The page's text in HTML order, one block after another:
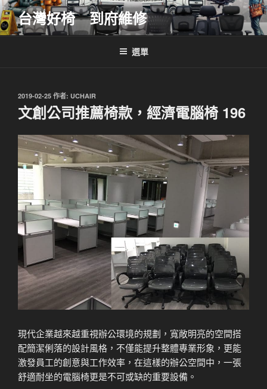
跳
至
主
台灣好椅 到府維修
選單
發
於
2019-02-25 作者: UCHAIR
文創公司推薦椅款，經濟電腦椅 196
現代企業越來越重視辦公環境的規劃，寬敞明亮的空間搭
配簡潔俐落的設計風格，不僅能提升整體專業形象，更能
激發員工的創意與工作效率，在這樣的辦公空間中，一張
舒適耐坐的電腦椅更是不可或缺的重要設備。